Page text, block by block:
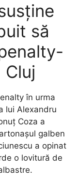
să
Cluj
în urma
lui Alexandru
Coza a
galben
a opinat
o lovitură de